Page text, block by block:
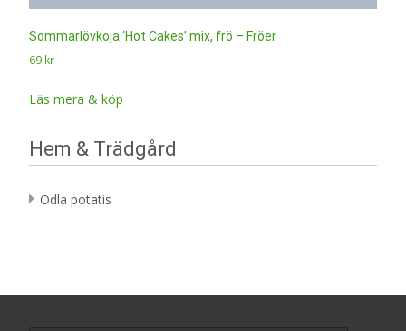
Sommarlövkoja ‘Hot Cakes’ mix, frö – Fröer
69 kr
Läs mera & köp
Hem & Trädgård
Odla potatis